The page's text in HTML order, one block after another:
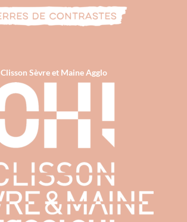
Clisson Sèvre et Maine Agglo